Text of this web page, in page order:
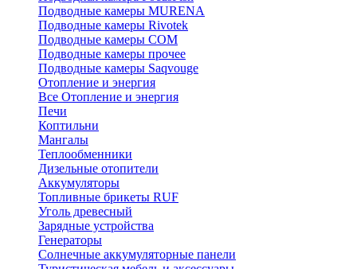
Подводные камеры MURENA
Подводные камеры Rivotek
Подводные камеры СОМ
Подводные камеры прочее
Подводные камеры Saqvouge
Отопление и энергия
Все Отопление и энергия
Печи
Коптильни
Мангалы
Теплообменники
Дизельные отопители
Аккумуляторы
Топливные брикеты RUF
Уголь древесный
Зарядные устройства
Генераторы
Солнечные аккумуляторные панели